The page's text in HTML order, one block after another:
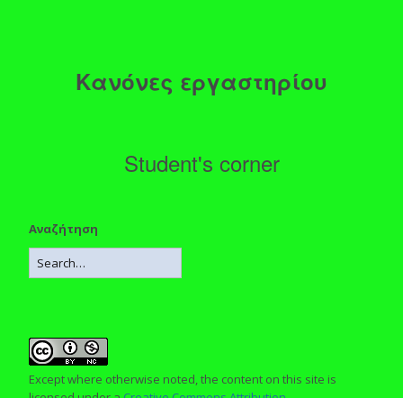
Κανόνες εργαστηρίου
Student's corner
Αναζήτηση
Except where otherwise noted, the content on this site is